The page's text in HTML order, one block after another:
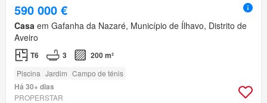
590 000 €
Casa em Gafanha da Nazaré, Município de Ílhavo, Distrito de
Aveiro
T6 3 200 m²
Piscina Jardim Campo de ténis
Há 30+ dias
PROPERSTAR